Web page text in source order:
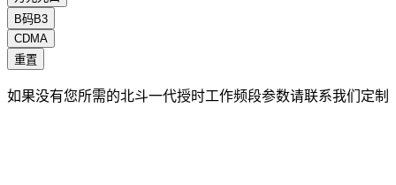
B码B3
CDMA
重置
如果没有您所需的北斗一代授时工作频段参数请联系我们定制